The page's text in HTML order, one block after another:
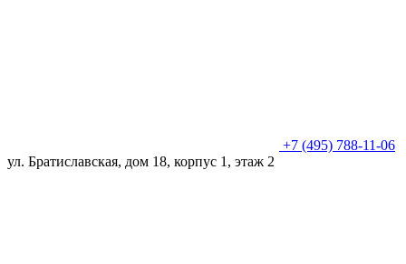
+7 (495) 788-11-06
ул. Братиславская, дом 18, корпус 1, этаж 2